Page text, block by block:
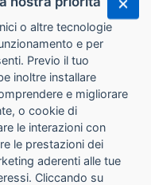
o altre tecnologie
e per
Previo il tuo
inoltre installare
e migliorare
o cookie di
le interazioni con
le prestazioni dei
aderenti alle tue
Cliccando su